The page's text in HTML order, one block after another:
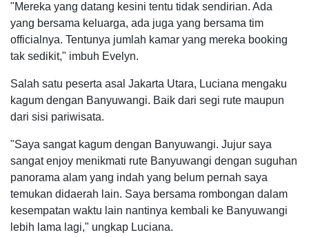
"Mereka yang datang kesini tentu tidak sendirian. Ada
yang bersama keluarga, ada juga yang bersama tim
officialnya. Tentunya jumlah kamar yang mereka booking
tak sedikit," imbuh Evelyn.
Salah satu peserta asal Jakarta Utara, Luciana mengaku
kagum dengan Banyuwangi. Baik dari segi rute maupun
dari sisi pariwisata.
"Saya sangat kagum dengan Banyuwangi. Jujur saya
sangat enjoy menikmati rute Banyuwangi dengan suguhan
panorama alam yang indah yang belum pernah saya
temukan didaerah lain. Saya bersama rombongan dalam
kesempatan waktu lain nantinya kembali ke Banyuwangi
lebih lama lagi," ungkap Luciana.